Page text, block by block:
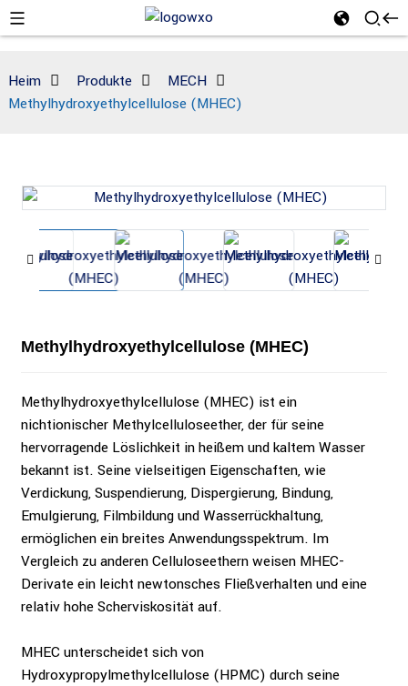
Heim Produkte
MECH
Methylhydroxyethylcellulose (MHEC)
Methylhydroxyethylcellulose (MHEC)
Methylhydroxyethylcellulose (MHEC) ist ein
nichtionischer Methylcelluloseether, der für seine
hervorragende Löslichkeit in heißem und kaltem Wasser
bekannt ist. Seine vielseitigen Eigenschaften, wie
Verdickung, Suspendierung, Dispergierung, Bindung,
Emulgierung, Filmbildung und Wasserrückhaltung,
ermöglichen ein breites Anwendungsspektrum. Im
Vergleich zu anderen Celluloseethern weisen MHEC-
Derivate ein leicht newtonsches Fließverhalten und eine
relativ hohe Scherviskosität auf.
MHEC unterscheidet sich von
Hydroxypropylmethylcellulose (HPMC) durch seine